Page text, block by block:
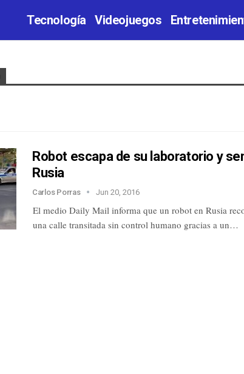
Tecnología Videojuegos
Robot escapa de su laboratorio y
Rusia
Carlos Porras Jun 20, 2016
El medio Daily Mail informa que un robot en Rusia
una calle transitada sin control humano gracias a un…